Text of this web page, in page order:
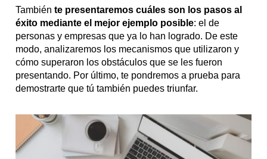
Tambiénte presentaremos cuáles son los pasos al
éxito mediante el mejor ejemplo posible: el de
personas y empresas que ya lo han logrado. De este
modo, analizaremos los mecanismos que utilizaron y
cómo superaron los obstáculos que se les fueron
presentando. Por último, te pondremos a prueba para
demostrarte que tú también puedes triunfar.